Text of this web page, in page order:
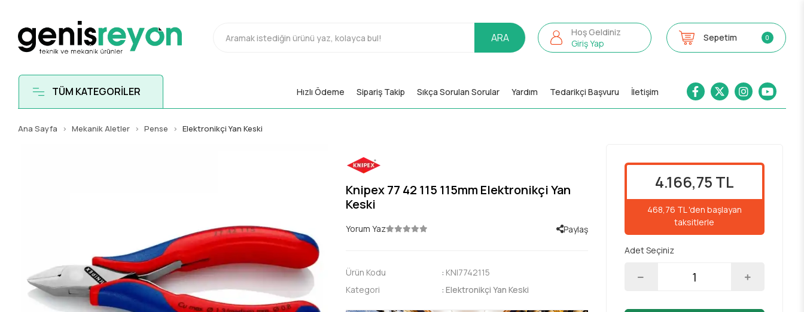
ARA
Hoş Geldiniz
Giriş Yap
Sepetim 0
TÜM KATEGORİLER Hızlı Ödeme Sipariş Takip Sıkça Sorulan Sorular Yardım Tedarikçi Başvuru İletişim
Ana Sayfa Mekanik Aletler Pense Elektronikçi Yan Keski
Knipex 77 42 115 115mm Elektronikçi Yan
Keski
Yorum Yaz Paylaş
Ürün Kodu : KNI7742115
Kategori
:Elektronikçi Yan Keski
4.166,75 TL
468,76 TL 'den başlayan
taksitlerle
Adet Seçiniz